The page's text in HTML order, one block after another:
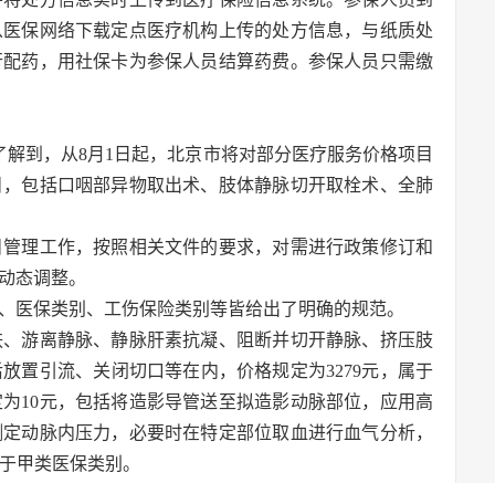
保网络下载定点医疗机构上传的处方信息，与纸质处
药，用社保卡为参保人员结算药费。参保人员只需缴
到，从8月1日起，北京市将对部分医疗服务价格项目
包括口咽部异物取出术、肢体静脉切开取栓术、全肺
理工作，按照相关文件的要求，对需进行政策修订和
态调整。
保类别、工伤保险类别等皆给出了明确的规范。
游离静脉、静脉肝素抗凝、阻断并切开静脉、挤压肢
置引流、关闭切口等在内，价格规定为3279元，属于
10元，包括将造影导管送至拟造影动脉部位，应用高
动脉内压力，必要时在特定部位取血进行血气分析，
甲类医保类别。